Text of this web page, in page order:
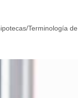
/Terminología